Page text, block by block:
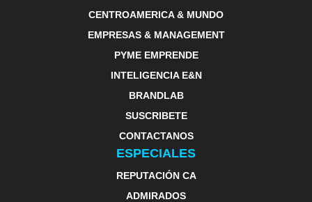
CENTROAMERICA & MUNDO
EMPRESAS & MANAGEMENT
PYME EMPRENDE
INTELIGENCIA E&N
BRANDLAB
SUSCRIBETE
CONTACTANOS
ESPECIALES
REPUTACIÓN CA
ADMIRADOS